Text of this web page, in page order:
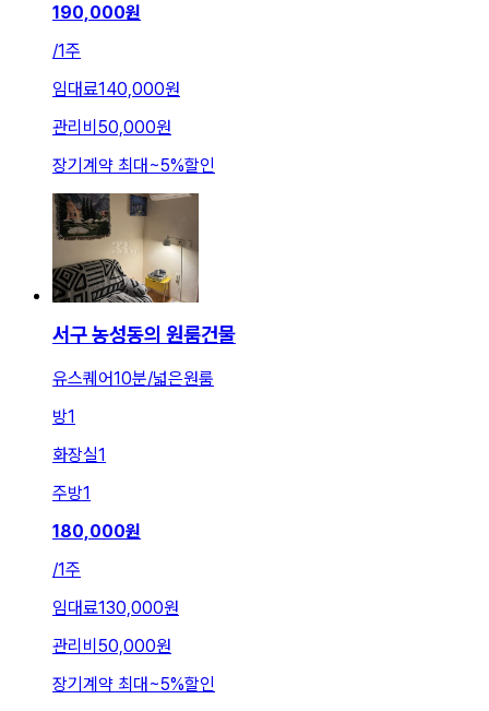
190,000원
/1주
임대료140,000원
관리비 50,000원
장기계약 최대~5%할인
서구 농성동의 원룸건물
유스퀘어10분/넓은원룸
방1
화장실1
주방1
180,000원
/1주
임대료130,000원
관리비 50,000원
장기계약 최대~5%할인